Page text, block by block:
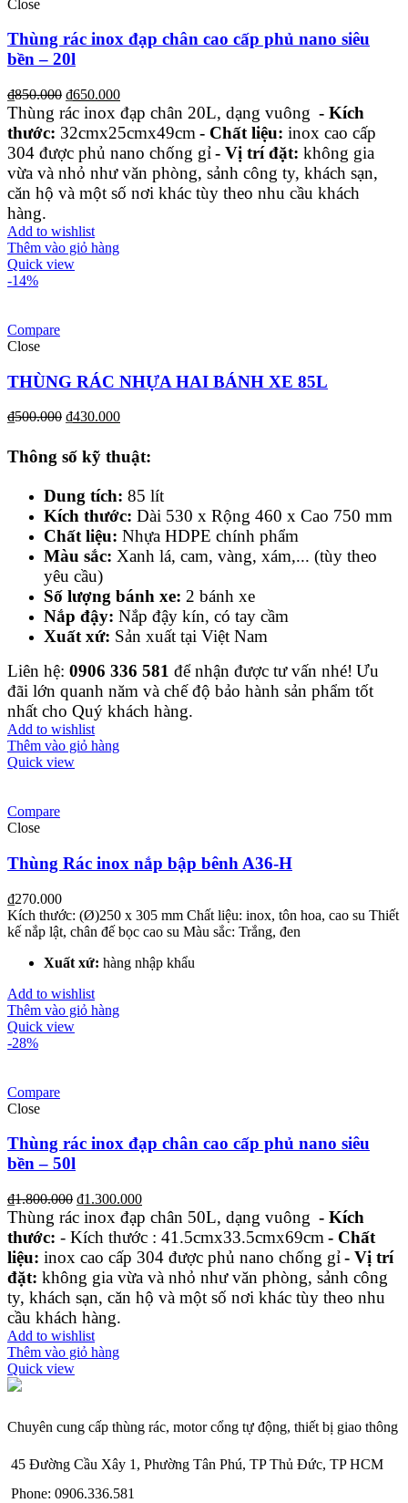
Close
Thùng rác inox đạp chân cao cấp phủ nano siêu
bền – 20l
₫850.000 ₫650.000
Thùng rác inox đạp chân 20L, dạng vuông - Kích
thước: 32cmx25cmx49cm - Chất liệu: inox cao cấp
304 được phủ nano chống gỉ- Vị trí đặt: không gia
vừa và nhỏ như văn phòng, sảnh công ty, khách sạn,
căn hộ và một số nơi khác tùy theo nhu cầu khách
hàng.
Add to wishlist
Thêm vào giỏ hàng
Quick view
-14%
Compare
Close
THÙNG RÁC NHỰA HAI BÁNH XE 85L
₫500.000 ₫430.000
Thông số kỹ thuật:
Dung tích: 85 lít
Kích thước: Dài 530 x Rộng 460 x Cao 750 mm
Chất liệu: Nhựa HDPE chính phẩm
Màu sắc: Xanh lá, cam, vàng, xám,... (tùy theo
yêu cầu)
Số lượng bánh xe: 2 bánh xe
Nắp đậy: Nắp đậy kín, có tay cầm
Xuất xứ: Sản xuất tại Việt Nam
Liên hệ: 0906 336 581 để nhận được tư vấn nhé! Ưu
đãi lớn quanh năm và chế độ bảo hành sản phẩm tốt
nhất cho Quý khách hàng.
Add to wishlist
Thêm vào giỏ hàng
Quick view
Compare
Close
Thùng Rác inox nắp bập bênh A36-H
₫270.000
Kích thước: (Ø)250 x 305 mm Chất liệu: inox, tôn hoa, cao su Thiết
kế nắp lật, chân đế bọc cao su Màu sắc: Trắng, đen
Xuất xứ: hàng nhập khẩu
Add to wishlist
Thêm vào giỏ hàng
Quick view
-28%
Compare
Close
Thùng rác inox đạp chân cao cấp phủ nano siêu
bền – 50l
₫1.800.000 ₫1.300.000
Thùng rác inox đạp chân 50L, dạng vuông - Kích
thước: - Kích thước : 41.5cmx33.5cmx69cm - Chất
liệu: inox cao cấp 304 được phủ nano chống gỉ- Vị trí
đặt: không gia vừa và nhỏ như văn phòng, sảnh công
ty, khách sạn, căn hộ và một số nơi khác tùy theo nhu
cầu khách hàng.
Add to wishlist
Thêm vào giỏ hàng
Quick view
Chuyên cung cấp thùng rác, motor cổng tự động, thiết bị giao thông
45 Đường Cầu Xây 1, Phường Tân Phú, TP Thủ Đức, TP HCM
Phone: 0906.336.581